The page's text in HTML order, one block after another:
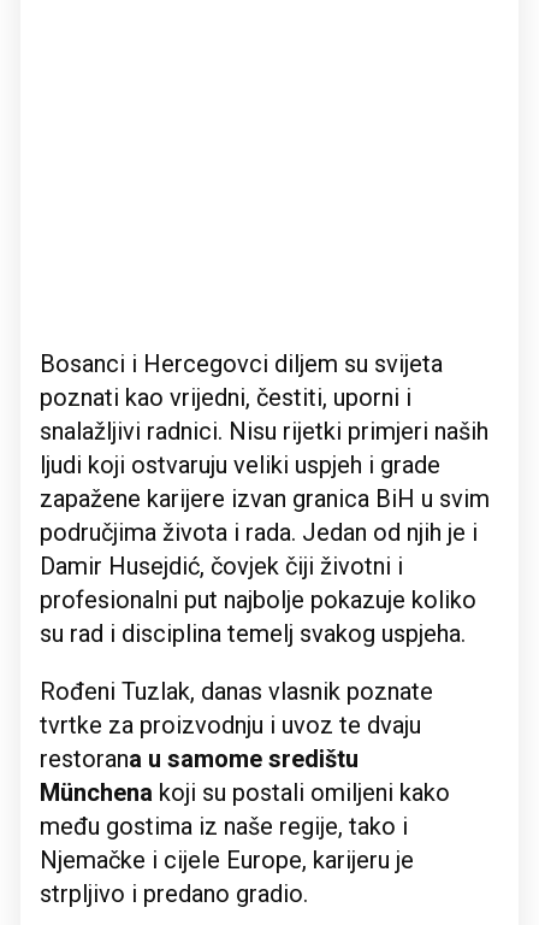
Bosanci i Hercegovci diljem su svijeta
poznati kao vrijedni, čestiti, uporni i
snalažljivi radnici. Nisu rijetki primjeri naših
ljudi koji ostvaruju veliki uspjeh i grade
zapažene karijere izvan granica BiH u svim
područjima života i rada. Jedan od njih je i
Damir Husejdić, čovjek čiji životni i
profesionalni put najbolje pokazuje koliko
su rad i disciplina temelj svakog uspjeha.
Rođeni Tuzlak, danas vlasnik poznate
tvrtke za proizvodnju i uvoz te dvaju
restorana u samome središtu
Münchena koji su postali omiljeni kako
među gostima iz naše regije, tako i
Njemačke i cijele Europe, karijeru je
strpljivo i predano gradio.